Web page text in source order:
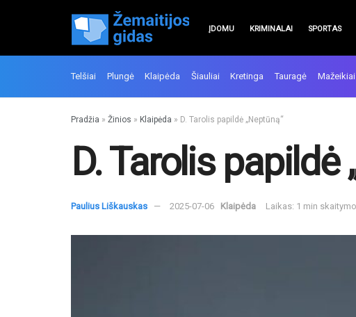
ĮDOMU KRIMINALAI SPORTAS
Telšiai Plungė Klaipėda Šiauliai Kretinga Tauragė Mažeikiai
Pradžia » Žinios » Klaipėda » D. Tarolis papildė „Neptūną“
D. Tarolis papildė
Paulius Liškauskas 2025-07-06 Klaipėda Laikas: 1 min skaitymo